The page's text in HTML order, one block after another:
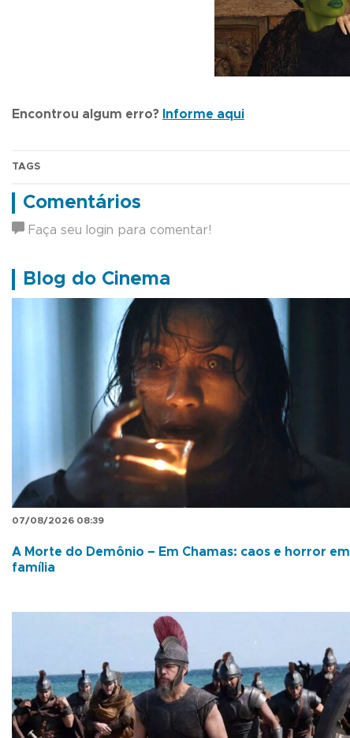
Encontrou algum erro? Informe aqui
TAGS
Comentários
Faça seu login para comentar!
Blog do Cinema
07/08/2026 08:39
A Morte do Demônio – Em Chamas: caos e horror em
família